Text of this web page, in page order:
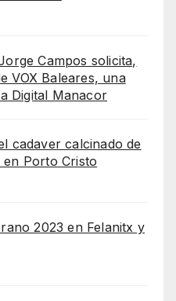
Campos solicita,
VOX Baleares, una
Digital Manacor
cadaver calcinado de
Porto Cristo
2023 en Felanitx y